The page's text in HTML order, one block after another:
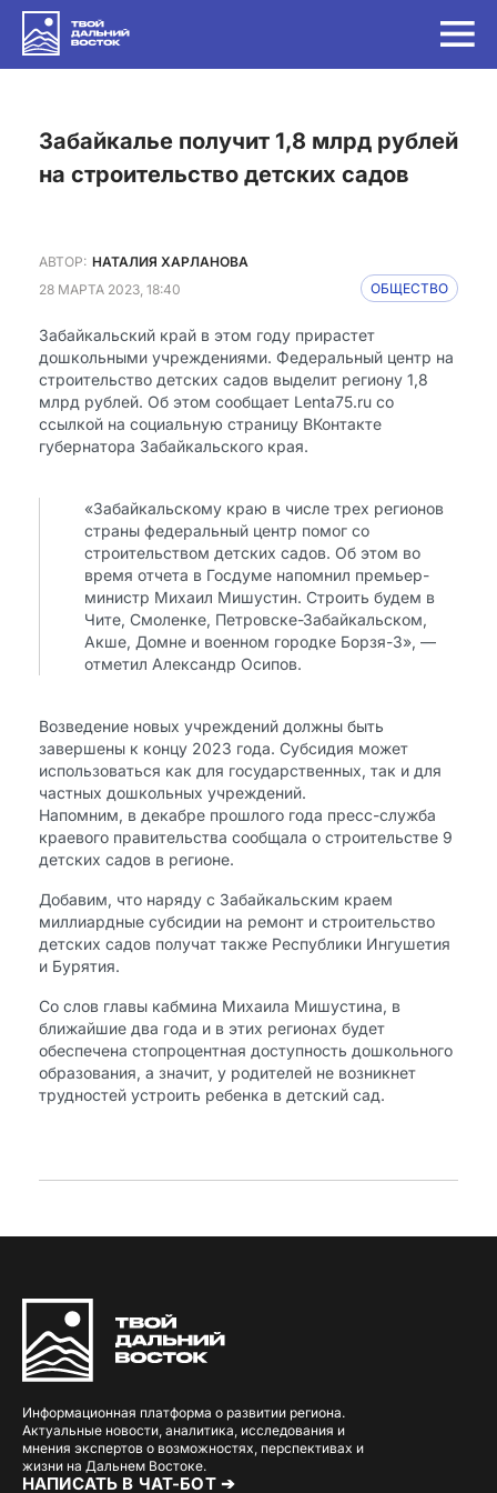
Забайкалье получит 1,8 млрд рублей
на строительство детских садов
АВТОР: НАТАЛИЯ ХАРЛАНОВА
28 МАРТА 2023, 18:40
ОБЩЕСТВО
Забайкальский край в этом году прирастет
дошкольными учреждениями. Федеральный центр на
строительство детских садов выделит региону 1,8
млрд рублей. Об этом сообщает Lenta75.ru со
ссылкой на социальную страницу ВКонтакте
губернатора Забайкальского края.
«Забайкальскому краю в числе трех регионов
страны федеральный центр помог со
строительством детских садов. Об этом во
время отчета в Госдуме напомнил премьер-
министр Михаил Мишустин. Строить будем в
Чите, Смоленке, Петровске-Забайкальском,
Акше, Домне и военном городке Борзя-3», —
отметил Александр Осипов.
Возведение новых учреждений должны быть
завершены к концу 2023 года. Субсидия может
использоваться как для государственных, так и для
частных дошкольных учреждений.
Напомним, в декабре прошлого года пресс-служба
краевого правительства сообщала о строительстве 9
детских садов в регионе.
Добавим, что наряду с Забайкальским краем
миллиардные субсидии на ремонт и строительство
детских садов получат также Республики Ингушетия
и Бурятия.
Со слов главы кабмина Михаила Мишустина, в
ближайшие два года и в этих регионах будет
обеспечена стопроцентная доступность дошкольного
образования, а значит, у родителей не возникнет
трудностей устроить ребенка в детский сад.
Информационная платформа о развитии региона.
Актуальные новости, аналитика, исследования и
мнения экспертов о возможностях, перспективах и
жизни на Дальнем Востоке.
НАПИСАТЬ В ЧАТ-БОТ ➔